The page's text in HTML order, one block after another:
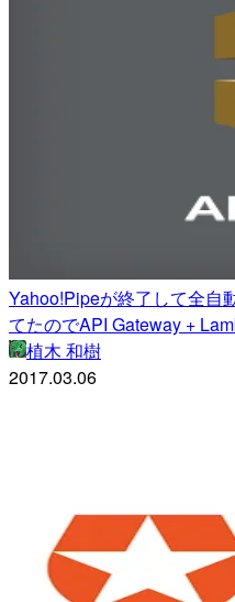
Yahoo!Pipeが終了して全自
てたのでAPI Gateway +
植木 和樹
2017.03.06